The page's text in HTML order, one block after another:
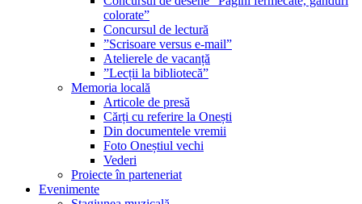
colorate”
Concursul de lectură
”Scrisoare versus e-mail”
Atelierele de vacanță
”Lecții la bibliotecă”
Memoria locală
Articole de presă
Cărți cu referire la Onești
Din documentele vremii
Foto Oneștiul vechi
Vederi
Proiecte în parteneriat
Evenimente